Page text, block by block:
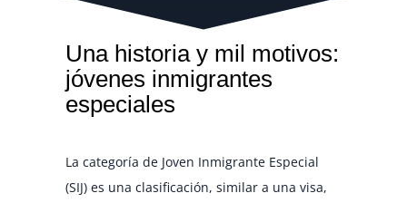
Una historia y mil motivos:
jóvenes inmigrantes
especiales
La categoría de Joven Inmigrante Especial
(SIJ) es una clasificación, similar a una visa,